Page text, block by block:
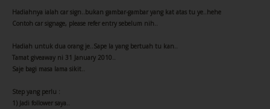
Hadiahnya ialah car sign..bukan gambar-gambar yang kat atas tu ye..hehe
Contoh car signage, please refer entry sebelum nih..
Hadiah untuk dua orang je..Sape la yang bertuah tu kan..
Tamat giveaway ni 31 January 2010..
Saje bagi masa lama sikit..
Step yang perlu :
1) Jadi follower saya..